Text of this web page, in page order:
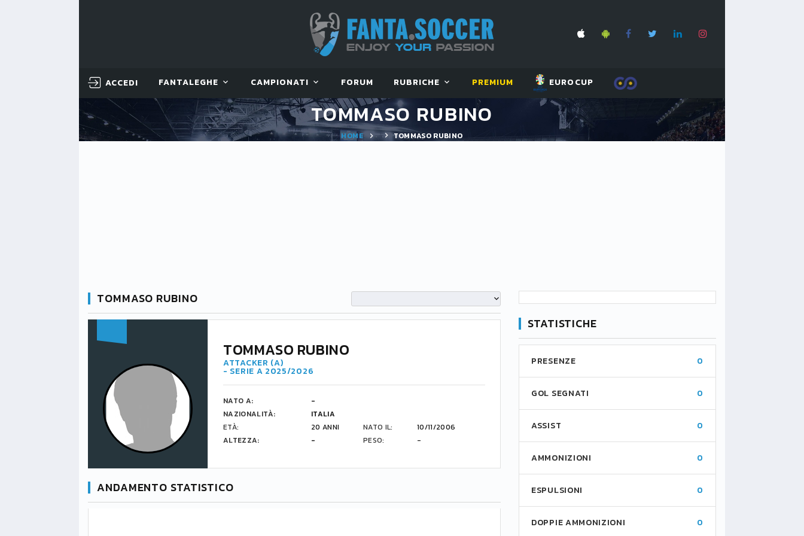
ACCEDI FANTALEGHE CAMPIONATI FORUM RUBRICHE PREMIUM EUROCUP
TOMMASO RUBINO
HOME TOMMASO RUBINO
TOMMASO RUBINO
TOMMASO RUBINO
ATTACKER (A)
- SERIE A 2025/2026
NATO A:
-
NAZIONALITÀ:
ITALIA
ETÀ:
20 ANNI NATO IL:
10/11/2006
ALTEZZA:
- PESO: -
ANDAMENTO STATISTICO
STATISTICHE
PRESENZE 0
GOL SEGNATI 0
ASSIST 0
AMMONIZIONI 0
ESPULSIONI 0
DOPPIE AMMONIZIONI 0